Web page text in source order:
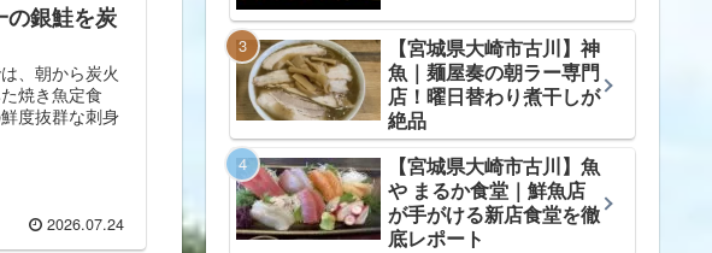
の銀鮭を炭
、朝から炭火
焼き魚定食
度抜群な刺身
2026.07.24
【宮城県大崎市古川】神
魚｜麺屋奏の朝ラー専門
店！曜日替わり煮干しが
絶品
【宮城県大崎市古川】魚
や まるか食堂｜鮮魚店
が手がける新店食堂を徹
底レポート